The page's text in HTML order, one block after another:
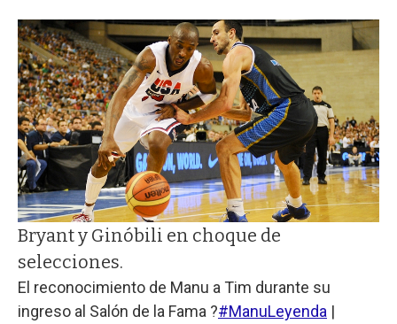
Bryant y Ginóbili en choque de
selecciones.
El reconocimiento de Manu a Tim durante su
ingreso al Salón de la Fama ?#ManuLeyenda |